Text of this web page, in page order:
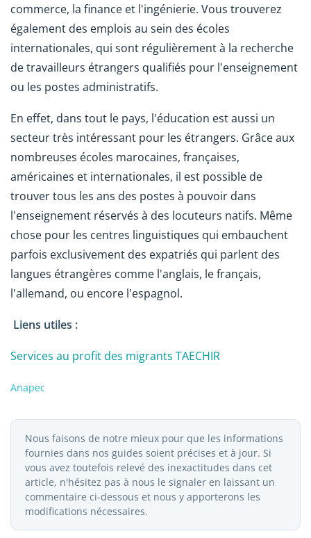
commerce, la finance et l'ingénierie. Vous trouverez
également des emplois au sein des écoles
internationales, qui sont régulièrement à la recherche
de travailleurs étrangers qualifiés pour l'enseignement
ou les postes administratifs.
En effet, dans tout le pays, l'éducation est aussi un
secteur très intéressant pour les étrangers. Grâce aux
nombreuses écoles marocaines, françaises,
américaines et internationales, il est possible de
trouver tous les ans des postes à pouvoir dans
l'enseignement réservés à des locuteurs natifs. Même
chose pour les centres linguistiques qui embauchent
parfois exclusivement des expatriés qui parlent des
langues étrangères comme l'anglais, le français,
l'allemand, ou encore l'espagnol.
Liens utiles :
Services au profit des migrants TAECHIR
Anapec
Nous faisons de notre mieux pour que les informations
fournies dans nos guides soient précises et à jour. Si
vous avez toutefois relevé des inexactitudes dans cet
article, n'hésitez pas à nous le signaler en laissant un
commentaire ci-dessous et nous y apporterons les
modifications nécessaires.